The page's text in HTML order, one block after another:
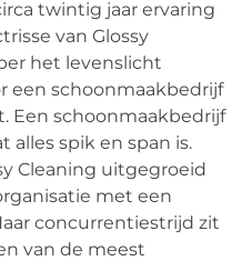
twintig jaar ervaring
van Glossy
het levenslicht
een schoonmaakbedrijf
Een schoonmaakbedrijf
alles spik en span is.
Cleaning uitgegroeid
met een
concurrentiestrijd zit
van de meest